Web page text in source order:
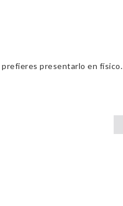
prefieres presentarlo en físico.